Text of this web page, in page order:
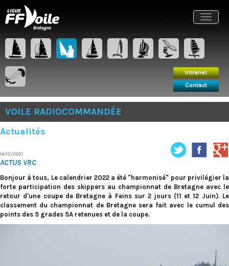
VOILE RADIOCOMMANDÉE
Actualités
14/12/2021
ACTUS VRC
Bonjour à tous, Le calendrier 2022 a été "harmonisé" pour privilégier la
forte participation des skippers au championnat de Bretagne avec le
retour d'une coupe de Bretagne à Feins sur 2 jours (11 et 12 Juin). Le
classement du championnat de Bretagne sera fait avec le cumul des
points des 5 grades 5A retenues et de la coupe.
Intranet
Contact
Intranet
Toggle